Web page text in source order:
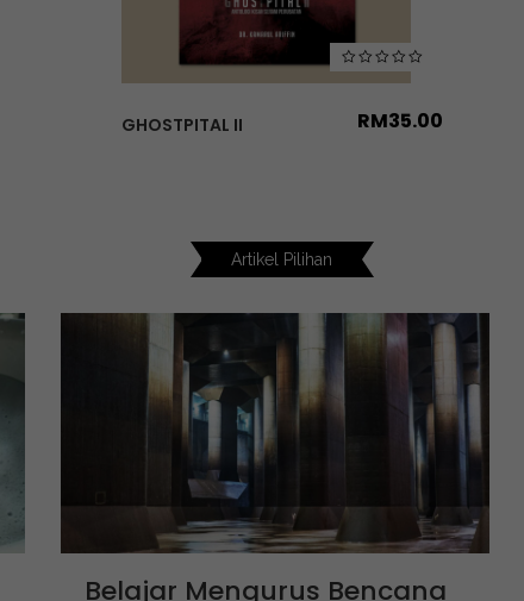
GHOSTPITAL II RM35.00
Artikel Pilihan
Belajar Mengurus Bencana